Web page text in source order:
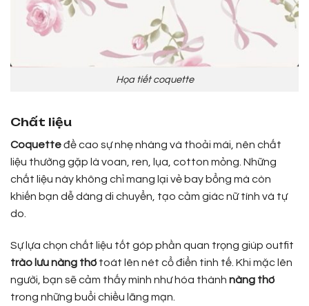
Họa tiết coquette
Chất liệu
Coquetteđề cao sự nhẹ nhàng và thoải mái, nên chất
liệu thường gặp là voan, ren, lụa, cotton mỏng. Những
chất liệu này không chỉ mang lại vẻ bay bổng mà còn
khiến bạn dễ dàng di chuyển, tạo cảm giác nữ tính và tự
do.
Sự lựa chọn chất liệu tốt góp phần quan trọng giúp outfit
trào lưu nàng thơtoát lên nét cổ điển tinh tế. Khi mặc lên
người, bạn sẽ cảm thấy mình như hóa thành nàng thơ
trong những buổi chiều lãng mạn.